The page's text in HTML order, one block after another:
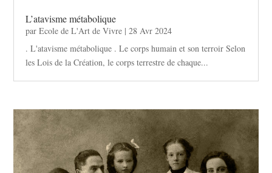
L’atavisme métabolique
parEcole de L'Art de Vivre |28 Avr 2024
. L'atavisme métabolique . Le corps humain et son terroir Selon
les Lois de la Création, le corps terrestre de chaque...